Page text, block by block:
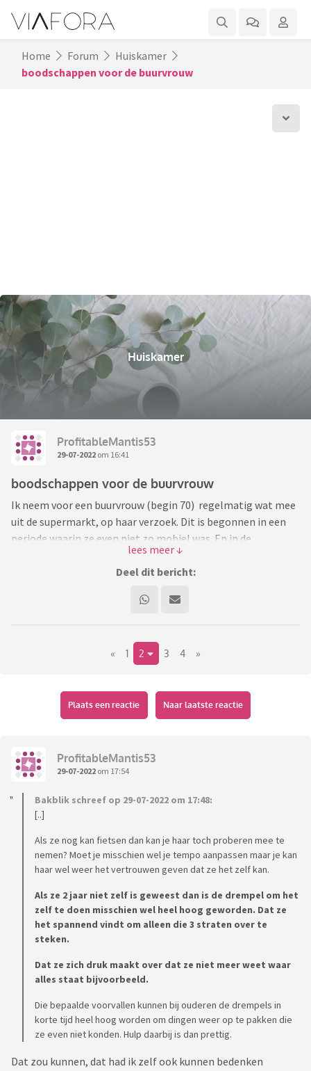
Home Forum
Huiskamer
boodschappen voor de buurvrouw
Huiskamer
ProfitableMantis53
29-07-2022 om 16:41
boodschappen voor de buurvrouw
Ik neem voor een buurvrouw (begin 70) regelmatig wat mee
uit de supermarkt, op haar verzoek. Dit is begonnen in een
periode waarin ze even niet zo mobiel was. En in de
lockdowns kwam ze ook liever niet in grote winkels, wat ik
per week dingen voor haar meeneem. Aan het einde van de
week komt standaard een mail waarin ze meldt wat ze nodig
heeft. Ik denk dat ze het zo wel lekker makkelijk vindt, ze
hoeft nu zelf nooit meer naar een supermarkt.
niet ziek en kan nog fietsen. Het staat me een beetje tegen
om als bezorger gebruikt te worden als er niet echt meer
een reden voor is. Maar hoe breng ik dat nou netjes?
mezelf, het gaat nooit om heel veel en ze betaalt me altijd
meteen terug. Het is meer een principe ding, waarom ga je
Of zouden jullie er niet moeilijk over doen en het maar zo
laten?
Deel dit bericht:
« 1 2 3 4 »
Plaats een reactie Naar laatste reactie
ProfitableMantis53
29-07-2022 om 17:54
Bakblik schreef op 29-07-2022 om 17:48:
[..]
Als ze nog kan fietsen dan kan je haar toch proberen mee te
nemen? Moet je misschien wel je tempo aanpassen maar je kan
haar wel weer het vertrouwen geven dat ze het zelf kan.
Als ze 2 jaar niet zelf is geweest dan is de drempel om het
zelf te doen misschien wel heel hoog geworden. Dat ze
het spannend vindt om alleen die 3 straten over te
steken.
Dat ze zich druk maakt over dat ze niet meer weet waar
alles staat bijvoorbeeld.
Die bepaalde voorvallen kunnen bij ouderen de drempels in
korte tijd heel hoog worden om dingen weer op te pakken die
ze even niet konden. Hulp daarbij is dan prettig.
Dat zou kunnen, dat had ik zelf ook kunnen bedenken